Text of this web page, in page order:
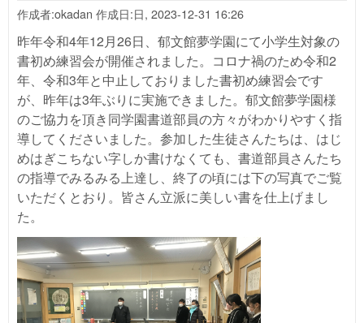
作成者:okadan 作成日:日, 2023-12-31 16:26
昨年令和4年12月26日、郁文館夢学園にて小学生対象の
書初め練習会が開催されました。コロナ禍のため令和2
年、令和3年と中止しておりました書初め練習会です
が、昨年は3年ぶりに実施できました。郁文館夢学園様
のご協力を頂き同学園書道部員の方々がわかりやすく指
導してくださいました。参加した生徒さんたちは、はじ
めはぎこちない字しか書けなくても、書道部員さんたち
の指導でみるみる上達し、終了の頃には下の写真でご覧
いただくとおり。皆さん立派に美しい書を仕上げまし
た。